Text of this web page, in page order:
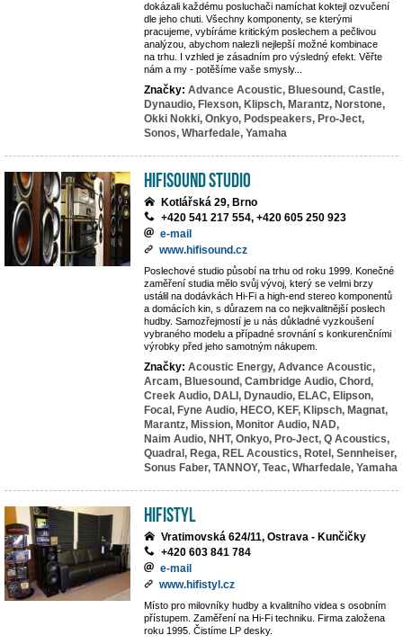
dokázali každému posluchači namíchat koktejl ozvučení
dle jeho chuti. Všechny komponenty, se kterými
pracujeme, vybíráme kritickým poslechem a pečlivou
analýzou, abychom nalezli nejlepší možné kombinace
na trhu. I vzhled je zásadním pro výsledný efekt. Věřte
nám a my - potěšíme vaše smysly...
Značky: Advance Acoustic, Bluesound, Castle,
Dynaudio, Flexson, Klipsch, Marantz, Norstone,
Okki Nokki, Onkyo, Podspeakers, Pro-Ject,
Sonos, Wharfedale, Yamaha
HifiSound Studio
Kotlářská 29, Brno
+420 541 217 554, +420 605 250 923
e-mail
www.hifisound.cz
Poslechové studio působí na trhu od roku 1999. Konečné
zaměření studia mělo svůj vývoj, který se velmi brzy
ustálil na dodávkách Hi-Fi a high-end stereo komponentů
a domácích kin, s důrazem na co nejkvalitnější poslech
hudby. Samozřejmostí je u nás důkladné vyzkoušení
vybraného modelu a případné srovnání s konkurenčními
výrobky před jeho samotným nákupem.
Značky: Acoustic Energy, Advance Acoustic,
Arcam, Bluesound, Cambridge Audio, Chord,
Creek Audio, DALI, Dynaudio, ELAC, Elipson,
Focal, Fyne Audio, HECO, KEF, Klipsch, Magnat,
Marantz, Mission, Monitor Audio, NAD,
Naim Audio, NHT, Onkyo, Pro-Ject, Q Acoustics,
Quadral, Rega, REL Acoustics, Rotel, Sennheiser,
Sonus Faber, TANNOY, Teac, Wharfedale, Yamaha
HiFiStyl
Vratimovská 624/11, Ostrava - Kunčičky
+420 603 841 784
e-mail
www.hifistyl.cz
Místo pro milovníky hudby a kvalitního videa s osobním
přístupem. Zaměření na Hi-Fi techniku. Firma založena
roku 1995. Čistíme LP desky.